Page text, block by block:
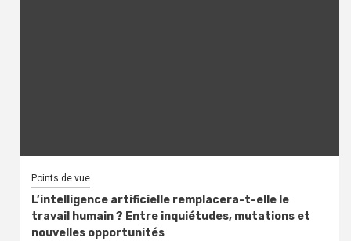
Points de vue
L’intelligence artificielle remplacera-t-elle le
travail humain ? Entre inquiétudes, mutations et
nouvelles opportunités